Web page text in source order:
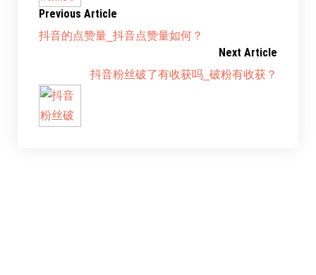
Previous Article
抖音的点赞量_抖音点赞量如何？
Next Article
抖音粉丝破了有收获吗_破粉有收获？